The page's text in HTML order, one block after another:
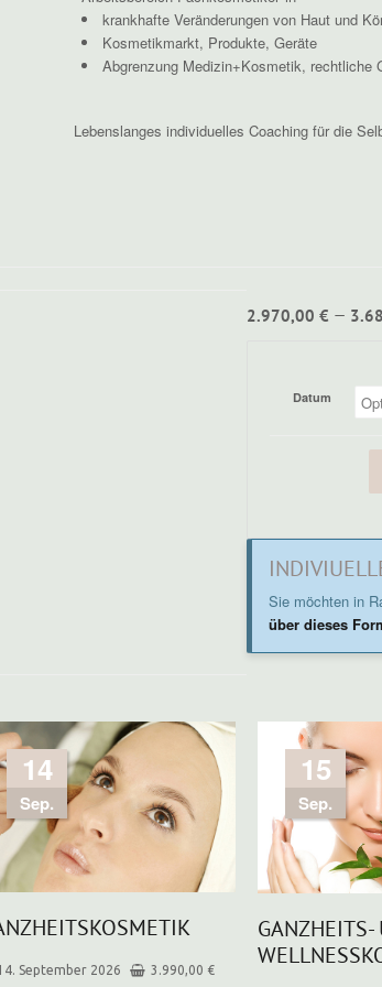
krankhafte Veränderungen von Haut und
Kosmetikmarkt, Produkte, Geräte
Abgrenzung Medizin+Kosmetik, rechtliche
Lebenslanges individuelles Coaching für die
2.970,00 € –
Datum
Sie möchten in
über dieses
14
Sep.
September 2026 3.990,00 €
15
Sep.